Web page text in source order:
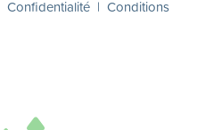
Confidentialité | Conditions